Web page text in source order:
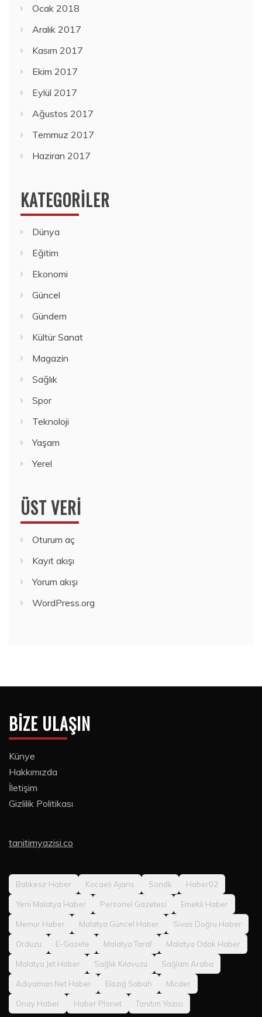
Ocak 2018
Aralık 2017
Kasım 2017
Ekim 2017
Eylül 2017
Ağustos 2017
Temmuz 2017
Haziran 2017
KATEGORILER
Dünya
Eğitim
Ekonomi
Güncel
Gündem
Kültür Sanat
Magazin
Sağlık
Spor
Teknoloji
Yaşam
Yerel
ÜST VERI
Oturum aç
Kayıt akışı
Yorum akışı
WordPress.org
BIZE ULAŞIN
Künye
Hakkımızda
İletişim
Gizlilik Politikası
tanitimyazisi.co
Balıkesir Haber Kocaeli Ajans Sondk Haber02
Yeni Malatya Haber Personel Gazetesi Emekli Haber
Memur Haber Malatya Güncel Haber Sivas Doğru Haber
Orduzu E-Gazete Malatya Taraf Malatya Odak Haber
Malatya Jet Haber Sağlık Kılavuzu Sağlam Araba
Adıyaman Net Haber Elazığ Sabah Micder
Onay Haber Haber Planet Tanıtım Yazısı